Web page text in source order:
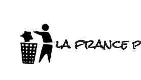
la france